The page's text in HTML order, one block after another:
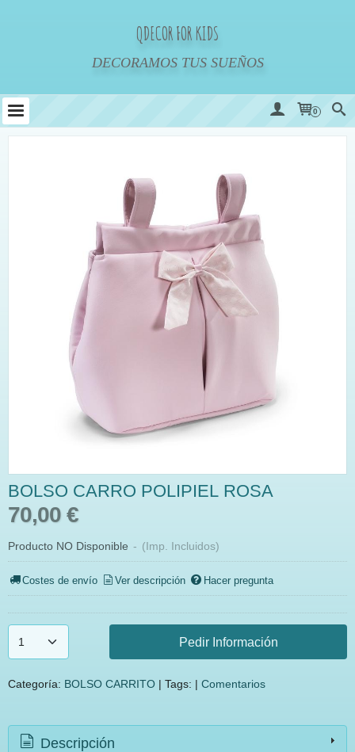
QDECOR FOR KIDS
DECORAMOS TUS SUEÑOS
0
BOLSO CARRO POLIPIEL ROSA
70,00 €
Producto NO Disponible - (Imp. Incluidos)
Costes de envío Ver descripción Hacer pregunta
Pedir Información
Categoría: BOLSO CARRITO | Tags: | Comentarios
Descripción